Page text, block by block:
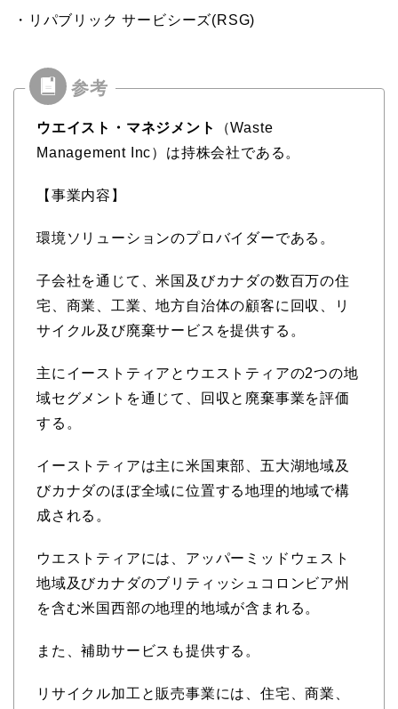
・リパブリック サービシーズ(RSG)
ウエイスト・マネジメント
（Waste
Management Inc）は持株会社である。
【事業内容】
環境ソリューションのプロバイダーである。
子会社を通じて、米国及びカナダの数百万の住
宅、商業、工業、地方自治体の顧客に回収、リ
サイクル及び廃棄サービスを提供する。
主にイーストティアとウエストティアの2つの地
域セグメントを通じて、回収と廃棄事業を評価
する。
イーストティアは主に米国東部、五大湖地域及
びカナダのほぼ全域に位置する地理的地域で構
成される。
ウエストティアには、アッパーミッドウェスト
地域及びカナダのブリティッシュコロンビア州
を含む米国西部の地理的地域が含まれる。
また、補助サービスも提供する。
リサイクル加工と販売事業には、住宅、商業、